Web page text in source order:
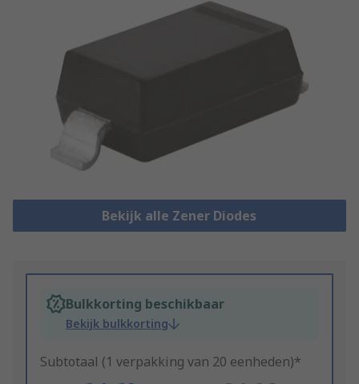
Bekijk alle Zener Diodes
Bulkkorting beschikbaar
Bekijk bulkkorting
Subtotaal (1 verpakking van 20 eenheden)*